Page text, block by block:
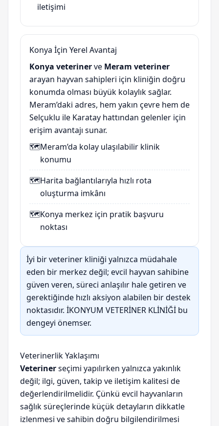
iletişimi
Konya İçin Yerel Avantaj
Konya veterinerve Meram veteriner
arayan hayvan sahipleri için kliniğin doğru
konumda olması büyük kolaylık sağlar.
Meram’daki adres, hem yakın çevre hem de
Selçuklu ile Karatay hattından gelenler için
erişim avantajı sunar.
🗺️Meram’da kolay ulaşılabilir klinik
konumu
🗺️Harita bağlantılarıyla hızlı rota
oluşturma imkânı
🗺️Konya merkez için pratik başvuru
noktası
İyi bir veteriner kliniği yalnızca müdahale
eden bir merkez değil; evcil hayvan sahibine
güven veren, süreci anlaşılır hale getiren ve
gerektiğinde hızlı aksiyon alabilen bir destek
noktasıdır. İKONYUM VETERİNER KLİNİĞİ bu
dengeyi önemser.
Veterinerlik Yaklaşımı
Veterinerseçimi yapılırken yalnızca yakınlık
değil; ilgi, güven, takip ve iletişim kalitesi de
değerlendirilmelidir. Çünkü evcil hayvanların
sağlık süreçlerinde küçük detayların dikkatle
izlenmesi ve sahibin doğru bilgilendirilmesi